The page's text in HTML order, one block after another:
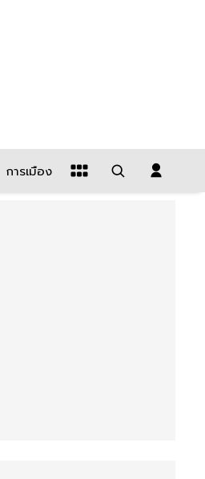
การเมือง